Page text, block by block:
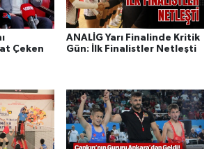
Çeken
ANALİG Yarı Finalinde Kritik
Gün: İlk Finalistler Netleşti